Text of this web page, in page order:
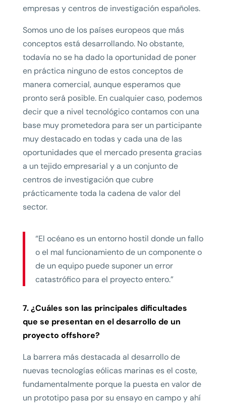
empresas y centros de investigación españoles.
Somos uno de los países europeos que más
conceptos está desarrollando. No obstante,
todavía no se ha dado la oportunidad de poner
en práctica ninguno de estos conceptos de
manera comercial, aunque esperamos que
pronto será posible. En cualquier caso, podemos
decir que a nivel tecnológico contamos con una
base muy prometedora para ser un participante
muy destacado en todas y cada una de las
oportunidades que el mercado presenta gracias
a un tejido empresarial y a un conjunto de
centros de investigación que cubre
prácticamente toda la cadena de valor del
sector.
“El océano es un entorno hostil donde un fallo
o el mal funcionamiento de un componente o
de un equipo puede suponer un error
catastrófico para el proyecto entero.”
7. ¿Cuáles son las principales dificultades
que se presentan en el desarrollo de un
proyecto offshore?
La barrera más destacada al desarrollo de
nuevas tecnologías eólicas marinas es el coste,
fundamentalmente porque la puesta en valor de
un prototipo pasa por su ensayo en campo y ahí